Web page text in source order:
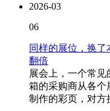
2026-03
06
同样的展位，换
翻倍
展会上，一个常
箱的采购商从各个
制作的彩页，对方